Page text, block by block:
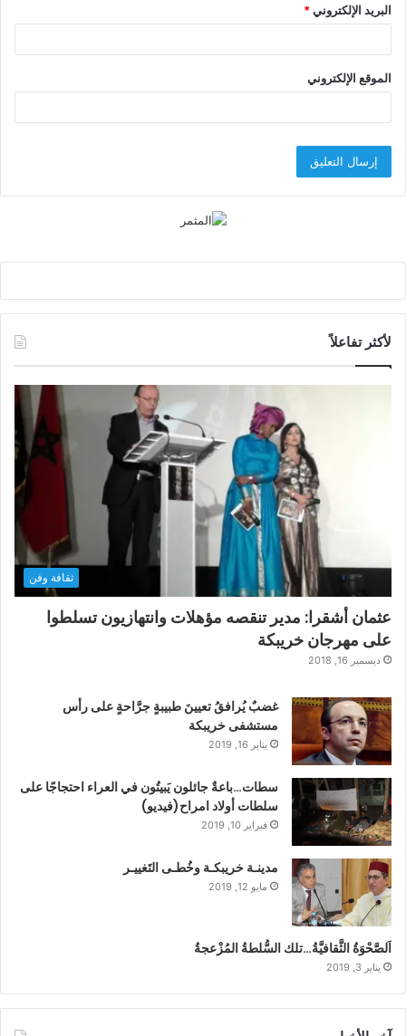
البريد الإلكتروني*
الموقع الإلكتروني
لأكثر تفاعلاً
ثقافة وفن
عثمان أشقرا: مدير تنقصه مؤهلات وانتهازيون تسلطوا
على مهرجان خريبكة
ديسمبر 16, 2018
غضبٌ يُرافقُ تعيينَ طبيبةٍ جرَّاحةٍ على رأس
مستشفى خريبكة
يناير 16, 2019
سطات…باعةٌ جائلون يَبيتُون في العراء احتجاجًا على
سلطات أولاد امراح(فيديو)
فبراير 10, 2019
مدينـة خريبكـة وخُطـى التَغييـر
مايو 12, 2019
اَلصَّحْوَةُ الثَّقافيَّةُ…تلك السُّلطةُ المُزْعجةُ
يناير 3, 2019